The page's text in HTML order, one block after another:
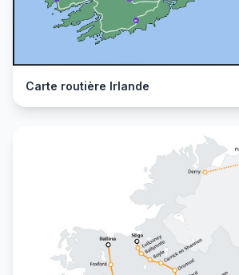
Carte routière Irlande